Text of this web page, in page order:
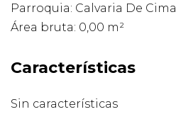
Parroquia: Calvaria De Cima
Área bruta: 0,00 m²
Características
Sin características